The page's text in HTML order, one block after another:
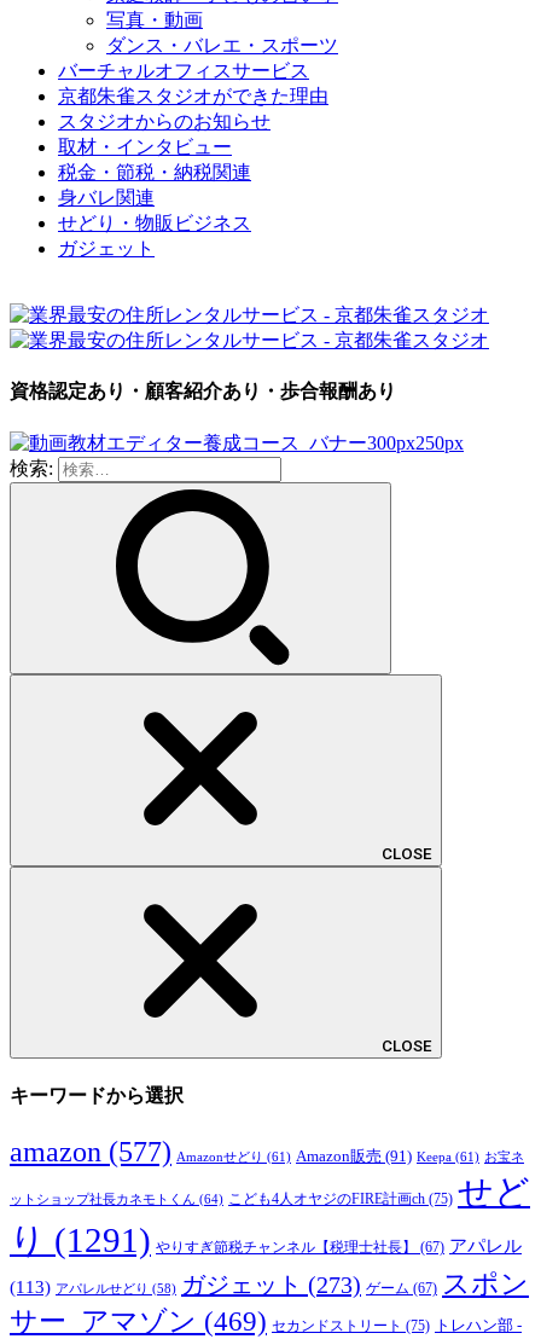
写真・動画
ダンス・バレエ・スポーツ
バーチャルオフィスサービス
京都朱雀スタジオができた理由
スタジオからのお知らせ
取材・インタビュー
税金・節税・納税関連
身バレ関連
せどり・物販ビジネス
ガジェット
資格認定あり・顧客紹介あり・歩合報酬あり
検索:
CLOSE
CLOSE
キーワードから選択
amazon (577) Amazonせどり (61) Amazon販売 (91) Keepa (61) お宝ネ
ットショップ社長カネモトくん (64) こども4人オヤジのFIRE計画ch (75) せど
り (1291) やりすぎ節税チャンネル【税理士社長】 (67) アパレル
(113) アパレルせどり (58) ガジェット (273) ゲーム (67) スポン
サー_アマゾン (469) セカンドストリート (75) トレハン部 -